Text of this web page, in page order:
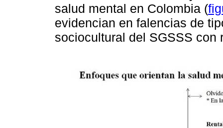
salud mental en Colombia (
evidencian en falencias de
sociocultural del SGSSS con